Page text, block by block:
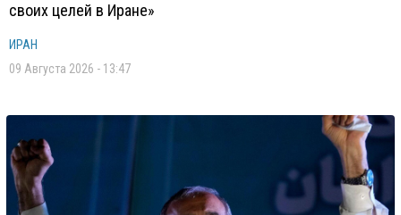
своих целей в Иране»
ИРАН
09 Августа 2026 - 13:47